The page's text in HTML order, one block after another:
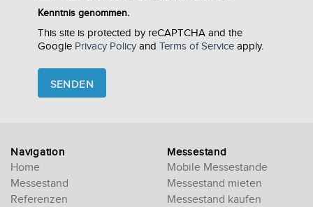
Kenntnis genommen.
This site is protected by reCAPTCHA and the
Google Privacy Policy and Terms of Service apply.
leave
this
field
Navigation
Home
Messestand
Referenzen
Messestand
Mobile Messestande
Messestand mieten
Messestand kaufen